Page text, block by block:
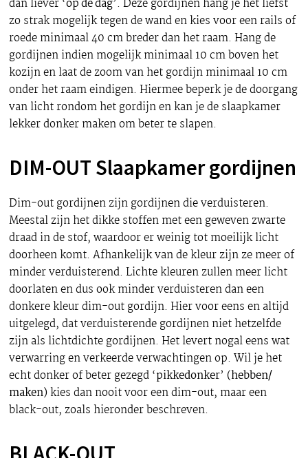
dan liever ‘op de dag’. Deze gordijnen hang je het liefst
zo strak mogelijk tegen de wand en kies voor een rails of
roede minimaal 40 cm breder dan het raam. Hang de
gordijnen indien mogelijk minimaal 10 cm boven het
kozijn en laat de zoom van het gordijn minimaal 10 cm
onder het raam eindigen. Hiermee beperk je de doorgang
van licht rondom het gordijn en kan je de slaapkamer
lekker donker maken om beter te slapen.
DIM-OUT Slaapkamer gordijnen
Dim-out gordijnen zijn gordijnen die verduisteren.
Meestal zijn het dikke stoffen met een geweven zwarte
draad in de stof, waardoor er weinig tot moeilijk licht
doorheen komt. Afhankelijk van de kleur zijn ze meer of
minder verduisterend. Lichte kleuren zullen meer licht
doorlaten en dus ook minder verduisteren dan een
donkere kleur dim-out gordijn. Hier voor eens en altijd
uitgelegd, dat verduisterende gordijnen niet hetzelfde
zijn als lichtdichte gordijnen. Het levert nogal eens wat
verwarring en verkeerde verwachtingen op. Wil je het
echt donker of beter gezegd ‘pikkedonker’(hebben/
maken)kies dan nooit voor een dim-out, maar een
black-out, zoals hieronder beschreven.